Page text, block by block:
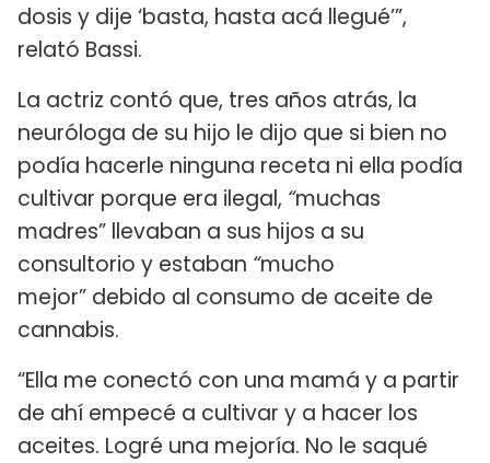
dosis y dije ‘basta, hasta acá llegué’”,
relató Bassi.
La actriz contó que, tres años atrás, la
neuróloga de su hijo le dijo que si bien no
podía hacerle ninguna receta ni ella podía
cultivar porque era ilegal, “muchas
madres” llevaban a sus hijos a su
consultorio y estaban “mucho
mejor” debido al consumo de aceite de
cannabis.
“Ella me conectó con una mamá y a partir
de ahí empecé a cultivar y a hacer los
aceites. Logré una mejoría. No le saqué